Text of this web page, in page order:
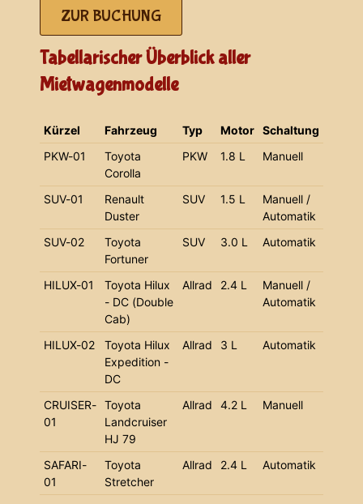
ZUR BUCHUNG
Tabellarischer Überblick aller
Mietwagenmodelle
Kürzel Fahrzeug Typ Motor Schaltung
PKW-01
Toyota
Corolla
PKW 1.8 L Manuell
SUV-01
Renault
Duster
SUV 1.5 L
Manuell /
Automatik
SUV-02
Toyota
Fortuner
SUV 3.0 L Automatik
HILUX-01
Toyota Hilux
- DC (Double
Cab)
Allrad 2.4 L
Manuell /
Automatik
HILUX-02
Toyota Hilux
Expedition -
DC
Allrad 3 L Automatik
CRUISER-
01
Toyota
Landcruiser
HJ 79
Allrad 4.2 L Manuell
SAFARI-
01
Toyota
Stretcher
Allrad 2.4 L Automatik